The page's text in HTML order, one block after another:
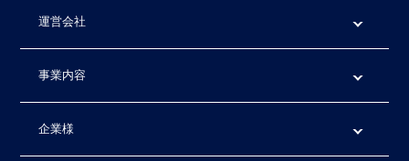
運営会社
事業内容
企業様